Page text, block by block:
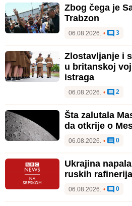
Zbog čega je
Trabzon
06.08.2026. • 3
Zlostavljanje i
u britanskoj
istraga
06.08.2026. • 2
Šta zalutala
da otkrije o
06.08.2026. • 0
Ukrajina
ruskih rafinerija
06.08.2026. • 0